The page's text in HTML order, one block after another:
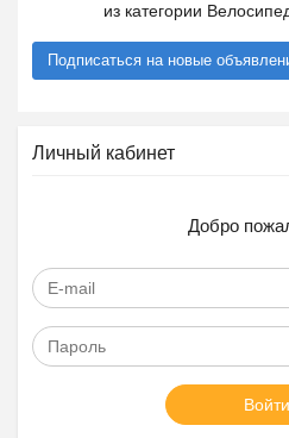
из категории
Подписаться на новые
Личный кабинет
Добро
Войти